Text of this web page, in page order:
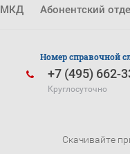
МКД Абонентский
Номер справочной
+7 (495) 662-
Круглосуточно
Скачивайте